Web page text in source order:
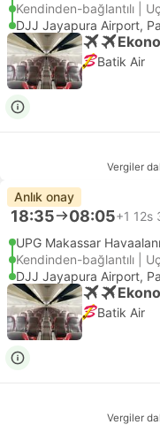
Kendinden-bağlantılı |
DJJ Jayapura Airport,
Batik Air
Vergiler
Anlık onay
18:35 08:05+1 12s
UPG Makassar
Kendinden-bağlantılı |
DJJ Jayapura Airport,
Batik Air
Vergiler